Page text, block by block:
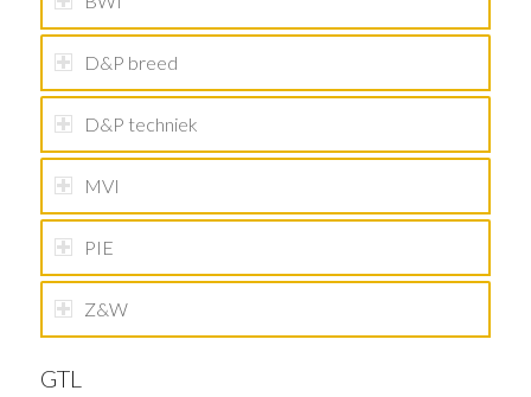
D&P breed
D&P techniek
MVI
PIE
Z&W
GTL